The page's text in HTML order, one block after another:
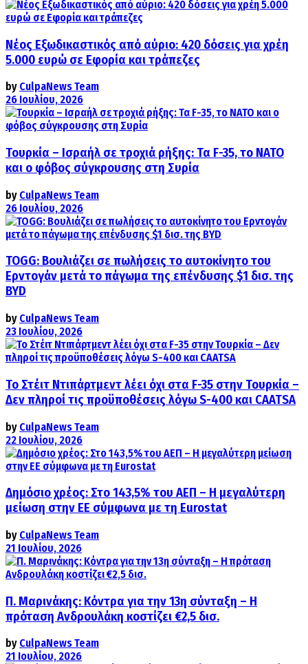
Νέος Εξωδικαστικός από αύριο: 420 δόσεις για χρέη
5.000 ευρώ σε Εφορία και τράπεζες
by CulpaNews Team
26 Ιουλίου, 2026
Τουρκία – Ισραήλ σε τροχιά ρήξης: Τα F-35, το ΝΑΤΟ
και ο φόβος σύγκρουσης στη Συρία
by CulpaNews Team
26 Ιουλίου, 2026
TOGG: Βουλιάζει σε πωλήσεις το αυτοκίνητο του
Ερντογάν μετά το πάγωμα της επένδυσης $1 δισ. της
BYD
by CulpaNews Team
23 Ιουλίου, 2026
Το Στέιτ Ντιπάρτμεντ λέει όχι στα F-35 στην Τουρκία –
Δεν πληροί τις προϋποθέσεις λόγω S-400 και CAATSA
by CulpaNews Team
22 Ιουλίου, 2026
Δημόσιο χρέος: Στο 143,5% του ΑΕΠ – Η μεγαλύτερη
μείωση στην ΕΕ σύμφωνα με τη Eurostat
by CulpaNews Team
21 Ιουλίου, 2026
Π. Μαρινάκης: Κόντρα για την 13η σύνταξη – Η
πρόταση Ανδρουλάκη κοστίζει €2,5 δισ.
by CulpaNews Team
21 Ιουλίου, 2026